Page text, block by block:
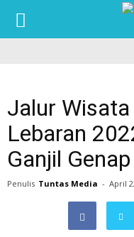
Jalur
Lebaran
Ganjil Genap
Penulis Tuntas Media - April